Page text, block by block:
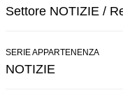
Settore NOTIZIE /
SERIE APPARTENENZA
NOTIZIE